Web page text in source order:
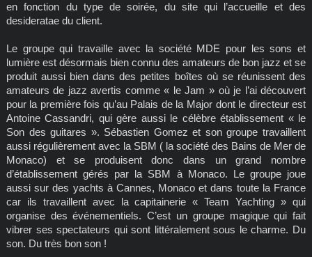
en fonction du type de soirée, du site qui l’accueille et des
desideratae du client.
Le groupe qui travaille avec la société MDE pour les sons et
lumière est désormais bien connu des amateurs de bon jazz et se
produit aussi bien dans des petites boîtes où se réunissent des
amateurs de jazz avertis comme « le Jam » où je l’ai découvert
pour la première fois qu’au Palais de la Major dont le directeur est
Antoine Cassandri, qui gère aussi le célèbre établissement « le
Son des guitares ». Sébastien Gomez et son groupe travaillent
aussi régulièrement avec la SBM ( la société des Bains de Mer de
Monaco) et se produisent donc dans un grand nombre
d’établissement gérés par la SBM à Monaco. Le groupe joue
aussi sur des yachts à Cannes, Monaco et dans toute la France
car ils travaillent avec la capitainerie « Team Yachting » qui
organise des événementiels. C’est un groupe magique qui fait
vibrer ses spectateurs qui sont littéralement sous le charme. Du
son. Du très bon son !